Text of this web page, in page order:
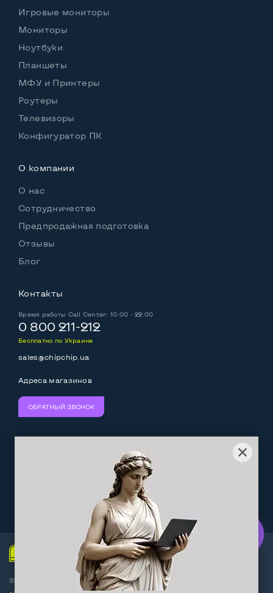
Размер видеопамяти, Гб
Удобство пользования:
Материал корпуса
Подсветка клавиатуры
Русские и украинские буквы на клавиатуре
Операционная система
Разъемы подключения:
Выход Display port
Выход mini Display port
Выход HDMIДа
Разъем для наушников 3.5 мм
Разъем для микрофона
2-4 шт
Выход Com Port Нет
Беспроводные подключения:
Игровые мониторы
Мониторы
Ноутбуки
Планшеты
МФУ и Принтеры
Роутеры
Телевизоры
Конфигуратор ПК
О компании
О нас
Сотрудничество
Предпродажная подготовка
Отзывы
Блог
Контакты
Время работы Call Center: 10:00 - 22:00
0 800 211-212
Бесплатно по Украине
sales@chipchip.ua
Адреса магазинов
ОБРАТНЫЙ ЗВОНОК
Следите за нами:
Work.ua— самий кльовий
наш партнер
© Интернет-магазин ChipChip - компьютерная техника и